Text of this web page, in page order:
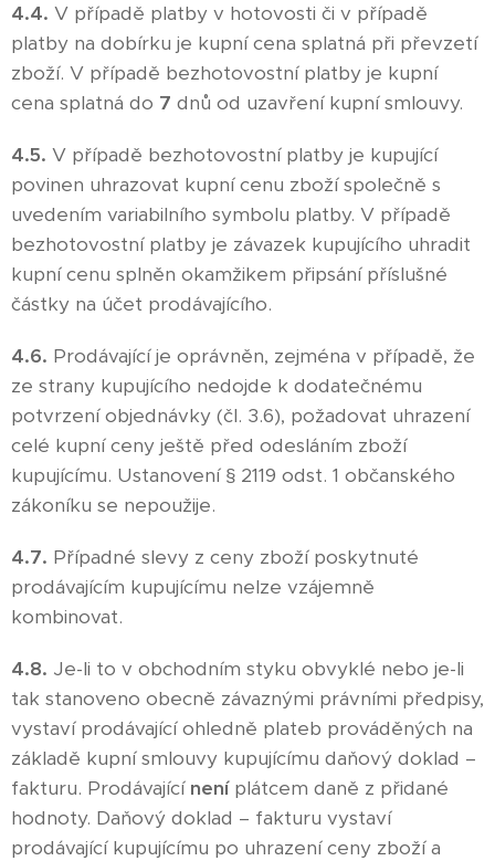
4.4. V případě platby v hotovosti či v případě
platby na dobírku je kupní cena splatná při převzetí
zboží. V případě bezhotovostní platby je kupní
cena splatná do 7 dnů od uzavření kupní smlouvy.
4.5. V případě bezhotovostní platby je kupující
povinen uhrazovat kupní cenu zboží společně s
uvedením variabilního symbolu platby. V případě
bezhotovostní platby je závazek kupujícího uhradit
kupní cenu splněn okamžikem připsání příslušné
částky na účet prodávajícího.
4.6. Prodávající je oprávněn, zejména v případě, že
ze strany kupujícího nedojde k dodatečnému
potvrzení objednávky (čl. 3.6), požadovat uhrazení
celé kupní ceny ještě před odesláním zboží
kupujícímu. Ustanovení § 2119 odst. 1 občanského
zákoníku se nepoužije.
4.7. Případné slevy z ceny zboží poskytnuté
prodávajícím kupujícímu nelze vzájemně
kombinovat.
4.8. Je-li to v obchodním styku obvyklé nebo je-li
tak stanoveno obecně závaznými právními předpisy,
vystaví prodávající ohledně plateb prováděných na
základě kupní smlouvy kupujícímu daňový doklad –
fakturu. Prodávající neníplátcem daně z přidané
hodnoty. Daňový doklad – fakturu vystaví
prodávající kupujícímu po uhrazení ceny zboží a